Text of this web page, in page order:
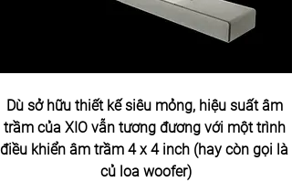
Dù sở hữu thiết kế siêu mỏng, hiệu suất âm
trầm của XIO vẫn tương đương với một trình
điều khiển âm trầm 4 x 4 inch (hay còn gọi là
củ loa woofer)